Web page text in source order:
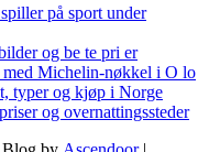
på sport under
og be te pri er
Michelin-nøkkel i O lo
typer og kjøp i Norge
og overnattingssteder